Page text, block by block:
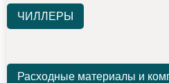
ЧИЛЛЕРЫ
Расходные материалы и